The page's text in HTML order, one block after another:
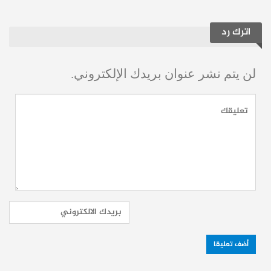
الخبز التمويني في عدة مناطق متفرقة من
محافظة الحسكة، وسط مخاوف حقيقية من
على حياة المواطنين المنهكة أساساً.
وفي سياق متصل بمتابعة ملف الأمن الغذائي،
نفذت مديرية التجارة الداخلية وحماية المستهلك
بريف دير الزور حملة رقابية صارمة أسفرت عن
كشف عمليات تلاعب وتهريب واسعة بمادة
اترك رد
لن يتم نشر عنوان بريدك الإلكتروني.